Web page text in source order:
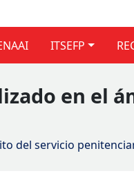
ITSEFP
en el
del servicio